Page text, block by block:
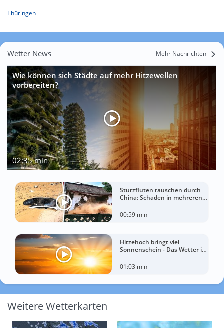
Thüringen
Wetter News Mehr Nachrichten
Wie können sich Städte auf mehr Hitzewellen
vorbereiten?
02:35 min
Sturzfluten rauschen durch
China: Schäden in mehreren
00:59 min
Hitzehoch bringt viel
Sonnenschein - Das Wetter in
01:03 min
Weitere Wetterkarten